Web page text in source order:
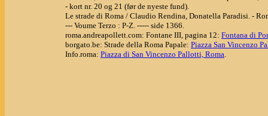
- kort nr. 20 og 21 (før de nyeste fund).
Le strade di Roma / Claudio Rendina, Donatella Paradisi. -
--- Voume Terzo : P-Z. ----- side 1366.
roma.andreapollett.com: Fontane III, pagina 12: Fontana di
borgato.be: Strade della Roma Papale: Piazza San Vincenzo
Info.roma: Piazza di San Vincenzo Pallotti, Roma.